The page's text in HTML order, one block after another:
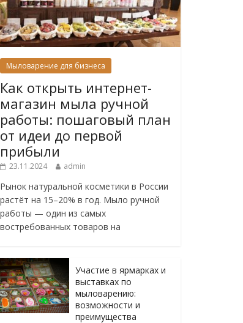
Мыловарение для бизнеса
Как открыть интернет-
магазин мыла ручной
работы: пошаговый план
от идеи до первой
прибыли
23.11.2024 admin
Рынок натуральной косметики в России
растёт на 15–20% в год. Мыло ручной
работы — один из самых
востребованных товаров на
Участие в ярмарках и
выставках по
мыловарению:
возможности и
преимущества